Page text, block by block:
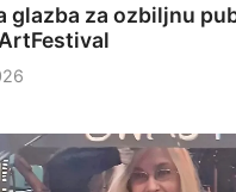
glazba za ozbiljnu